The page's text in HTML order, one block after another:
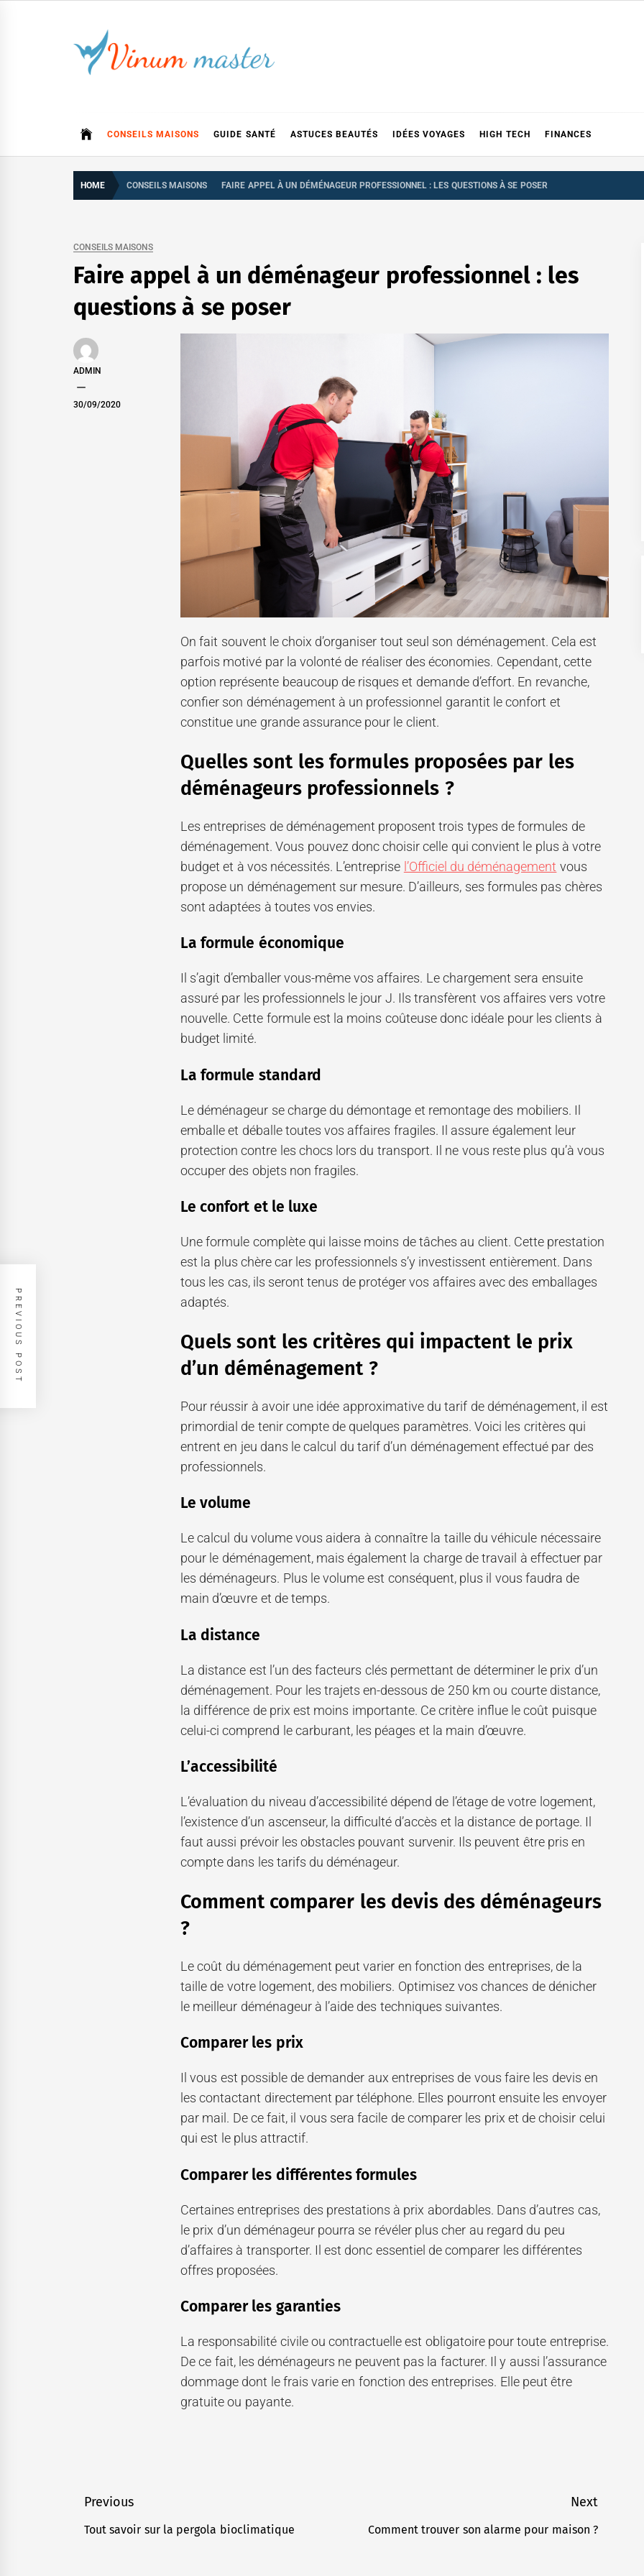
CONSEILS MAISONS GUIDE SANTÉ ASTUCES BEAUTÉS IDÉES VOYAGES HIGH TECH FINANCES
HOME CONSEILS MAISONS FAIRE APPEL À UN DÉMÉNAGEUR PROFESSIONNEL : LES QUESTIONS À SE POSER
CONSEILS MAISONS
Faire appel à un déménageur professionnel : les
questions à se poser
ADMIN
30/09/2020
On fait souvent le choix d’organiser tout seul son déménagement. Cela est
parfois motivé par la volonté de réaliser des économies. Cependant, cette
option représente beaucoup de risques et demande d’effort. En revanche,
confier son déménagement à un professionnel garantit le confort et
constitue une grande assurance pour le client.
Quelles sont les formules proposées par les
déménageurs professionnels ?
Les entreprises de déménagement proposent trois types de formules de
déménagement. Vous pouvez donc choisir celle qui convient le plus à votre
budget et à vos nécessités. L’entreprise l’Officiel du déménagement vous
propose un déménagement sur mesure. D’ailleurs, ses formules pas chères
sont adaptées à toutes vos envies.
La formule économique
Il s’agit d’emballer vous-même vos affaires. Le chargement sera ensuite
assuré par les professionnels le jour J. Ils transfèrent vos affaires vers votre
nouvelle. Cette formule est la moins coûteuse donc idéale pour les clients à
budget limité.
La formule standard
Le déménageur se charge du démontage et remontage des mobiliers. Il
emballe et déballe toutes vos affaires fragiles. Il assure également leur
protection contre les chocs lors du transport. Il ne vous reste plus qu’à vous
occuper des objets non fragiles.
Le confort et le luxe
Une formule complète qui laisse moins de tâches au client. Cette prestation
est la plus chère car les professionnels s’y investissent entièrement. Dans
tous les cas, ils seront tenus de protéger vos affaires avec des emballages
adaptés.
Quels sont les critères qui impactent le prix
d’un déménagement ?
Pour réussir à avoir une idée approximative du tarif de déménagement, il est
primordial de tenir compte de quelques paramètres. Voici les critères qui
entrent en jeu dans le calcul du tarif d’un déménagement effectué par des
professionnels.
Le volume
Le calcul du volume vous aidera à connaître la taille du véhicule nécessaire
pour le déménagement, mais également la charge de travail à effectuer par
les déménageurs. Plus le volume est conséquent, plus il vous faudra de
main d’œuvre et de temps.
La distance
La distance est l’un des facteurs clés permettant de déterminer le prix d’un
déménagement. Pour les trajets en-dessous de 250 km ou courte distance,
la différence de prix est moins importante. Ce critère influe le coût puisque
celui-ci comprend le carburant, les péages et la main d’œuvre.
L’accessibilité
L’évaluation du niveau d’accessibilité dépend de l’étage de votre logement,
l’existence d’un ascenseur, la difficulté d’accès et la distance de portage. Il
faut aussi prévoir les obstacles pouvant survenir. Ils peuvent être pris en
compte dans les tarifs du déménageur.
Comment comparer les devis des déménageurs
?
Le coût du déménagement peut varier en fonction des entreprises, de la
taille de votre logement, des mobiliers. Optimisez vos chances de dénicher
le meilleur déménageur à l’aide des techniques suivantes.
Comparer les prix
Il vous est possible de demander aux entreprises de vous faire les devis en
les contactant directement par téléphone. Elles pourront ensuite les envoyer
par mail. De ce fait, il vous sera facile de comparer les prix et de choisir celui
qui est le plus attractif.
Comparer les différentes formules
Certaines entreprises des prestations à prix abordables. Dans d’autres cas,
le prix d’un déménageur pourra se révéler plus cher au regard du peu
d’affaires à transporter. Il est donc essentiel de comparer les différentes
offres proposées.
Comparer les garanties
La responsabilité civile ou contractuelle est obligatoire pour toute entreprise.
De ce fait, les déménageurs ne peuvent pas la facturer. Il y aussi l’assurance
dommage dont le frais varie en fonction des entreprises. Elle peut être
gratuite ou payante.
Navigation
de
Previous
Previous
Tout savoir sur la pergola bioclimatique
Next
Next
Comment trouver son alarme pour maison ?
PREVIOUS POST